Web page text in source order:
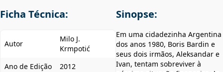
Ficha Técnica:
Autor
Milo J.
Krmpotić
Ano de Edição
2012
Sinopse:
Em uma cidadezinha Argentina
dos anos 1980, Boris Bardin e
seus dois irmãos, Aleksandar e
Ivan, tentam sobreviver à